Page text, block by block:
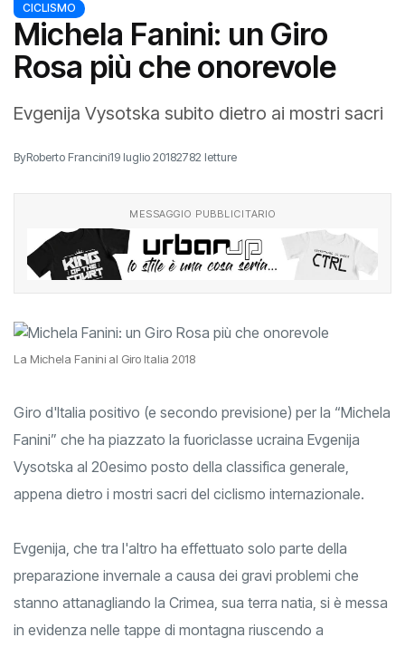
CICLISMO
Michela Fanini: un Giro
Rosa più che onorevole
Evgenija Vysotska subito dietro ai mostri sacri
ByRoberto Francini19 luglio 20182782 letture
MESSAGGIO PUBBLICITARIO
La Michela Fanini al Giro Italia 2018
Giro d'Italia positivo (e secondo previsione) per la “Michela
Fanini” che ha piazzato la fuoriclasse ucraina Evgenija
Vysotska al 20esimo posto della classifica generale,
appena dietro i mostri sacri del ciclismo internazionale.
Evgenija, che tra l'altro ha effettuato solo parte della
preparazione invernale a causa dei gravi problemi che
stanno attanagliando la Crimea, sua terra natia, si è messa
in evidenza nelle tappe di montagna riuscendo a